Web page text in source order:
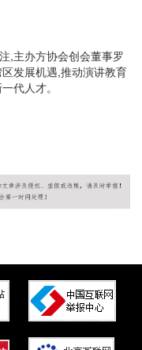
,主办方协会创会董事罗
发展机遇,推动演讲教育
代人才。